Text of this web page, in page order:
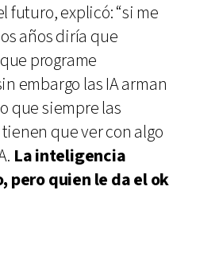
futuro, explicó: “si me
años diría que
programe
embargo las IA arman
que siempre las
que ver con algo
La inteligencia
quien le da el ok